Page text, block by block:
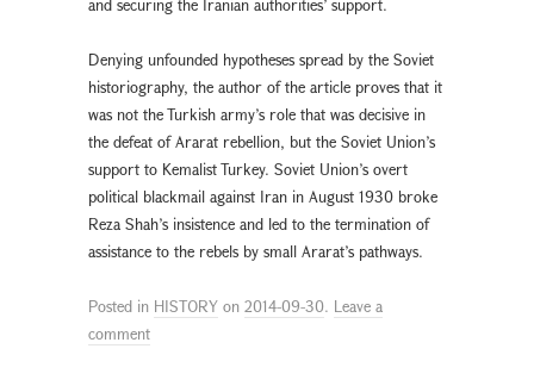
and securing the Iranian authorities’ support.
Denying unfounded hypotheses spread by the Soviet
historiography, the author of the article proves that it
was not the Turkish army’s role that was decisive in
the defeat of Ararat rebellion, but the Soviet Union’s
support to Kemalist Turkey. Soviet Union’s overt
political blackmail against Iran in August 1930 broke
Reza Shah’s insistence and led to the termination of
assistance to the rebels by small Ararat’s pathways.
Posted in HISTORY on 2014-09-30. Leave a
comment